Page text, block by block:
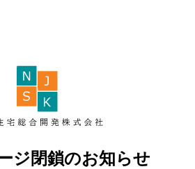
ジ閉鎖のお知らせ